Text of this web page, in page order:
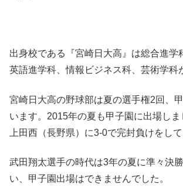
出身校である『宮崎日大高』は総合進学
英語進学科、情報ビジネス科、芸術学科
宮崎日大高の野球部は夏の選手権2回、
います。2015年の夏も甲子園に出場し
上田西（長野県）に3-0で完封負けをし
武田翔太選手の時代は3年の夏に準々決
い、甲子園出場はできませんでした。